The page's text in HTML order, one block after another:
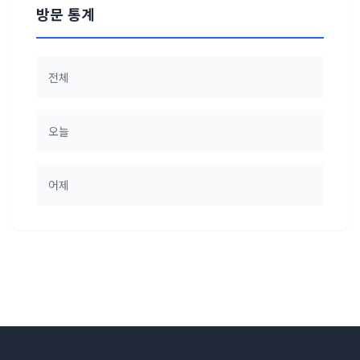
방문 통계
전체
오늘
어제